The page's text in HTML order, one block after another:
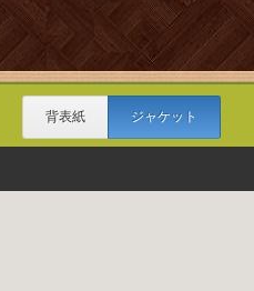
背表紙 ジャケット